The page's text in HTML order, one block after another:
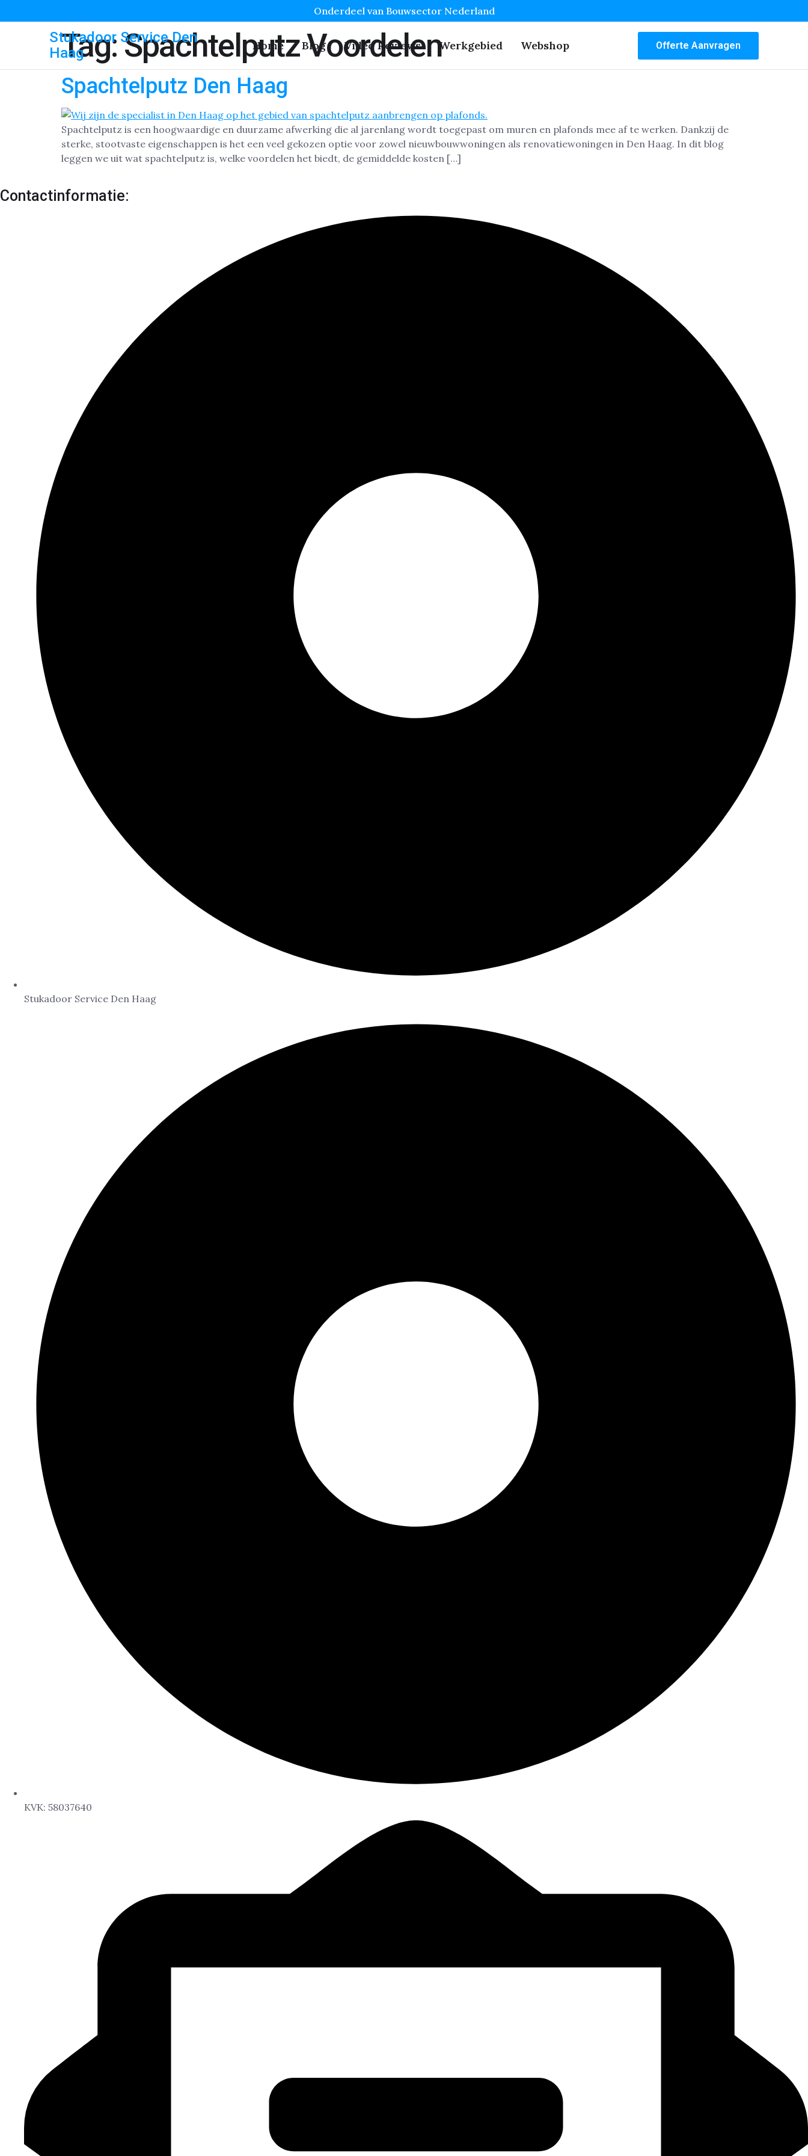
Onderdeel van Bouwsector Nederland
Stukadoor Service Den
Haag
Home Blog Video Reviews Werkgebied Webshop Offerte Aanvragen
Tag:Spachtelputz Voordelen
Spachtelputz Den Haag
Spachtelputz is een hoogwaardige en duurzame afwerking die al jarenlang wordt toegepast om muren en plafonds mee af te werken. Dankzij de
sterke, stootvaste eigenschappen is het een veel gekozen optie voor zowel nieuwbouwwoningen als renovatiewoningen in Den Haag. In dit blog
leggen we uit wat spachtelputz is, welke voordelen het biedt, de gemiddelde kosten […]
Contactinformatie:
Stukadoor Service Den Haag
KVK: 58037640